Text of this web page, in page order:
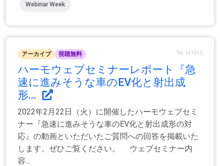
Webinar Week
アーカイブ 視聴無料 No.141950
ハーモウェブセミナーレポート『急
速に進みそうな車のEV化と射出成
形...
2022年2月22日（火）に開催したハーモウェブセミ
ナー『急速に進みそうな車のEV化と射出成形の対
応』の動画といただいたご質問への回答を掲載いた
します。ぜひご覧ください。 ウェブセミナー内
容...